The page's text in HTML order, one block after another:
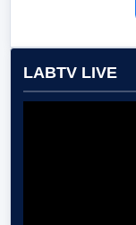
LABTV LIVE